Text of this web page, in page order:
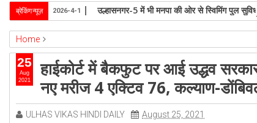
ब्रेकिंग न्यूज़ उल्हासनगर-5 में भी मनपा की ओर से स्विमिंग पुल
2026-4-1
Home
ambernath
Featured kalyan
ulhasnagar
हाईकोर्ट में बैकफुट पर आई उद्धव सरकार, उल्हासनगर में नए मरीज 8 एक्टिव 62,
हाईकोर्ट में बैकफुट पर आई उद्धव
नए मरीज 4 एक्टिव 76, कल्याण-
ULHAS VIKAS HINDI DAILY August 25, 2021
25
Aug
2021